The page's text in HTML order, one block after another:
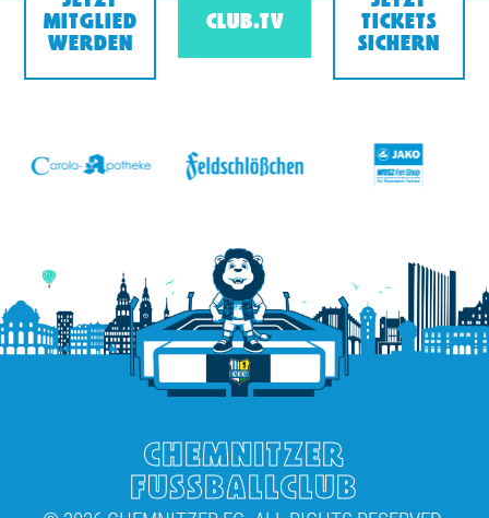
MITGLIED
WERDEN
CLUB.TV
TICKETS
SICHERN
CHEMNITZER
FUSSBALLCLUB